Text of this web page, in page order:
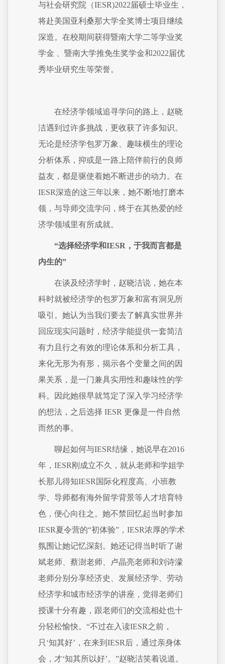
与社会研究院（IESR)2022届硕士毕业生，
将赴美国亚利桑那大学全奖博士项目继续
深造。在校期间获得暨南大学二等学业奖
学金 、暨南大学推免生奖学金和2022届优
秀毕业研究生等荣誉。
在经济学领域追寻学问的路上，赵晓
洁遇到过许多挑战，更收获了许多知识。
无论是经济学包罗万象、趣味横生的理论
分析体系，抑或是一路上陪伴前行的良师
益友，都是驱使着她不断进步的动力。在
IESR深造的这三年以来，她不断地打磨本
领，与导师交流学问，终于在其热爱的经
济学领域里有所成就。
“选择经济学和IESR，于我而言都是
内生的”
在谈及经济学时，赵晓洁说，她在本
科时就被经济学的包罗万象和富有洞见所
吸引。她认为当我们要去了解真实世界并
回应现实问题时，经济学能提供一套简洁
有力且行之有效的理论体系和分析工具，
来化无形为有形，揭示各个变量之间的因
果关系，是一门兼具实用性和趣味性的学
科。因此她很早就笃定了深入学习经济学
的想法，之后选择 IESR 更像是一件自然
而然的事。
聊起如何与IESR结缘，她说早在2016
年，IESR刚成立不久，就从老师和学姐学
长那儿得知IESR国际化程度高、小班教
学、导师都有海外留学背景等人才培育特
色，便心向往之。她不禁回忆起当时参加
IESR夏令营的“初体验”，IESR浓厚的学术
氛围让她记忆深刻。她还记得当时听了谢
斌老师、蔡澍老师、卢晶亮老师和刘诗濛
老师分别分享经济史、发展经济学、劳动
经济学和城市经济学的讲座，觉得老师们
授课十分有趣，跟老师们的交流相处也十
分轻松愉快。“不过在入读IESR之前，
只‘知其好’，在来到IESR后，通过亲身体
会，才‘知其所以好’。”赵晓洁笑着说道。